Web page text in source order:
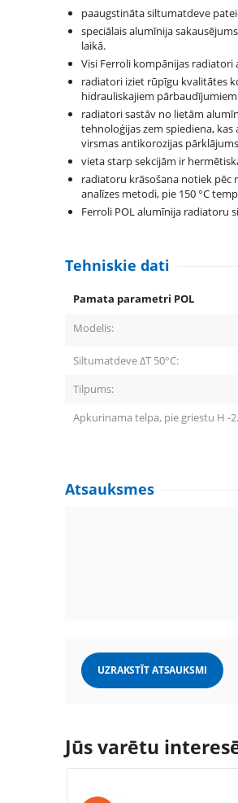
paaugstināta siltumatdeve
speciālais alumīnija
laikā.
Visi Ferroli kompānijas radiatori
radiatori iziet rūpīgu kvalitātes
hidrauliskajiem
radiatori sastāv no lietām
tehnoloģijas zem spiediena,
virsmas antikorozijas
vieta starp sekcijām ir
radiatoru krāsošana notiek pēc
analīzes metodi, pie 150 °С
Ferroli POL alumīnija radiatoru
Tehniskie dati
Pamata parametri POL
Modelis:
Siltumatdeve ΔT 50°C:
Tilpums:
Apkurinama telpa, pie griestu H -
Atsauksmes
UZRAKSTĪT ATSAUKSMI
Jūs varētu